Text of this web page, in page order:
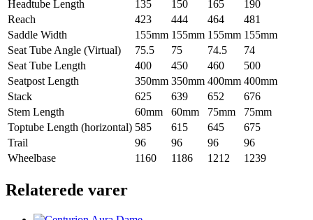
Headtube Length
135 150 165
190
Reach
423 444 464
481
Saddle Width
155mm 155mm 155mm 155mm
Seat Tube Angle (Virtual)
75.5 75 74.5
74
Seat Tube Length
400 450 460
500
Seatpost Length
350mm 350mm 400mm 400mm
Stack
625 639 652
676
Stem Length
60mm 60mm 75mm
75mm
Toptube Length (horizontal) 585 615 645
675
Trail
96 96 96
96
Wheelbase
1160 1186 1212 1239
Relaterede varer